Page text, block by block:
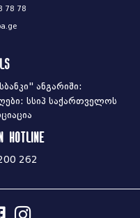
78 78
ანგარიში:
სსიპ საქართველოს
hotline
262